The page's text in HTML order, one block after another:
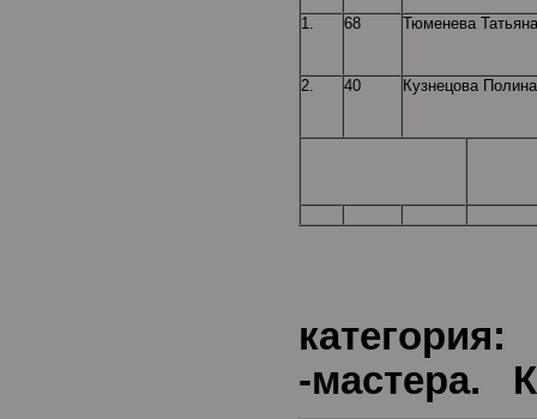
1. 68 Тюменева Татьяна
2. 40 Кузнецова Полина
-мастера.